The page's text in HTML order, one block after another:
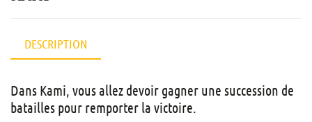
DESCRIPTION
Dans Kami, vous allez devoir gagner une succession de
batailles pour remporter la victoire.